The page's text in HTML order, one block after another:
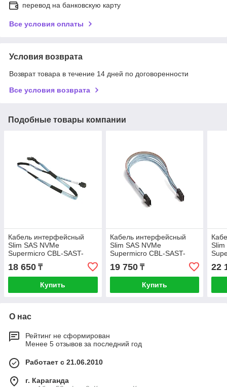
перевод на банковскую карту
Все условия оплаты
Условия возврата
Возврат товара в течение 14 дней по договоренности
Все условия возврата
Подобные товары компании
Кабель интерфейсный
Slim SAS NVMe
Supermicro CBL-SAST-
1230F-85
18 650 ₸
Купить
Кабель интерфейсный
Slim SAS NVMe
Supermicro CBL-SAST-
19 750₸
Купить
Slim
22
О нас
Рейтинг не сформирован
Менее 5 отзывов за последний год
Работает с 21.06.2010
г. Караганда